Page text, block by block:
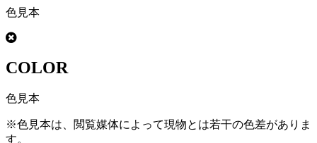
色見本
COLOR
色見本
※色見本は、閲覧媒体によって現物とは若干の色差がありま
す。